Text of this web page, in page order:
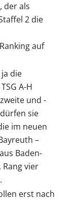
der als
2 die
auf
die
A-H
und -
sie
im neuen
–
Baden-
vier
erst nach